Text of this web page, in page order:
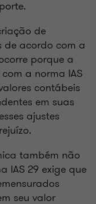
de
de acordo com a
porque a
a norma IAS
contábeis
em suas
ajustes
também não
IAS 29 exige que
seu valor